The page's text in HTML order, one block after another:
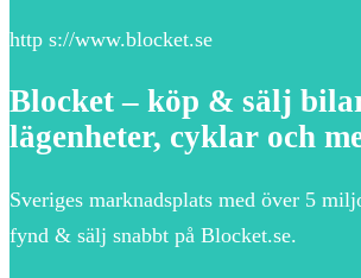
http s://www.blocket.se
Blocket – köp & sälj
lägenheter, cyklar och
Sveriges marknadsplats med över 5
fynd & sälj snabbt på Blocket.se.